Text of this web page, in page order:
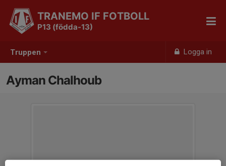
Truppen Logga in
TRANEMO IF FOTBOLL
P13 (födda-13)
Ayman Chalhoub